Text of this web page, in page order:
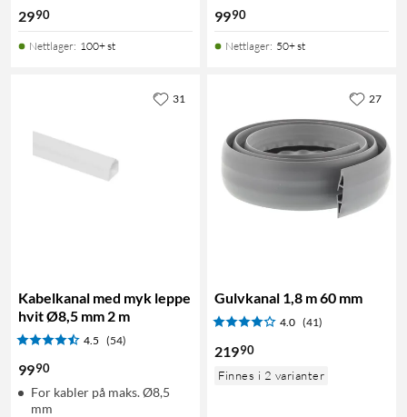
2990
Nettlager: 100+ st
9990
Nettlager: 50+ st
Kabelkanal med myk leppe
hvit Ø8,5 mm 2 m
4.5 (54)
9990
For kabler på maks. Ø8,5
mm
31
Gulvkanal 1,8 m 60 mm
4.0 (41)
21990
Finnes i 2 varianter
27